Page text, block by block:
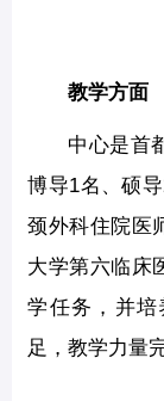
教学方面
中心是首
博导1名、硕
颈外科住院医
大学第六临床
学任务，并
足，教学力量